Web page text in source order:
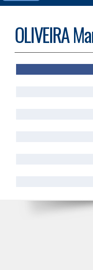
OLIVEIRA